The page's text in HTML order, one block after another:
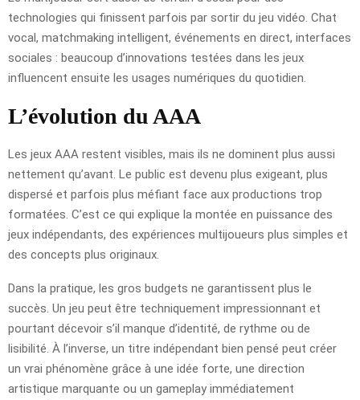
technologies qui finissent parfois par sortir du jeu vidéo. Chat
vocal, matchmaking intelligent, événements en direct, interfaces
sociales : beaucoup d’innovations testées dans les jeux
influencent ensuite les usages numériques du quotidien.
L’évolution du AAA
Les jeux AAA restent visibles, mais ils ne dominent plus aussi
nettement qu’avant. Le public est devenu plus exigeant, plus
dispersé et parfois plus méfiant face aux productions trop
formatées. C’est ce qui explique la montée en puissance des
jeux indépendants, des expériences multijoueurs plus simples et
des concepts plus originaux.
Dans la pratique, les gros budgets ne garantissent plus le
succès. Un jeu peut être techniquement impressionnant et
pourtant décevoir s’il manque d’identité, de rythme ou de
lisibilité. À l’inverse, un titre indépendant bien pensé peut créer
un vrai phénomène grâce à une idée forte, une direction
artistique marquante ou un gameplay immédiatement